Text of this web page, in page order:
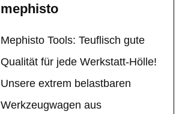
mephisto
Mephisto Tools: Teuflisch gute
Qualität für jede Werkstatt-Hölle!
Unsere extrem belastbaren
Werkzeugwagen aus